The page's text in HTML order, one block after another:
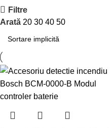
Filtre
Arată 20 30 40 50